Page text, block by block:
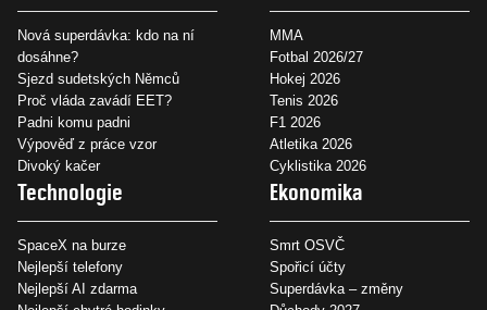
Nová superdávka: kdo na ní
dosáhne?
Sjezd sudetských Němců
Proč vláda zavádí EET?
Padni komu padni
Výpověď z práce vzor
Divoký kačer
MMA
Fotbal 2026/27
Hokej 2026
Tenis 2026
F1 2026
Atletika 2026
Cyklistika 2026
Technologie
SpaceX na burze
Nejlepší telefony
Nejlepší AI zdarma
Ekonomika
Smrt OSVČ
Spořicí účty
Superdávka – změny